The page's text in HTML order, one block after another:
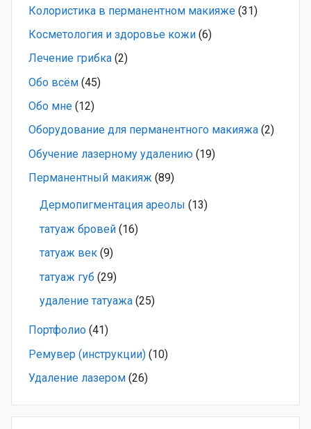
Колористика в перманентном макияже (31)
Косметология и здоровье кожи (6)
Лечение грибка (2)
Обо всём (45)
Обо мне (12)
Оборудование для перманентного макияжа (2)
Обучение лазерному удалению (19)
Перманентный макияж (89)
Дермопигментация ареолы (13)
татуаж бровей (16)
татуаж век (9)
татуаж губ (29)
удаление татуажа (25)
Портфолио (41)
Ремувер (инструкции) (10)
Удаление лазером (26)